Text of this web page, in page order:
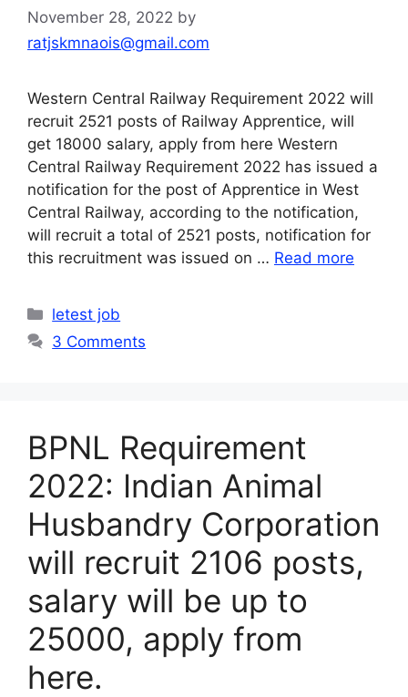
November 28, 2022 by
ratjskmnaois@gmail.com
Western Central Railway Requirement 2022 will
recruit 2521 posts of Railway Apprentice, will
get 18000 salary, apply from here Western
Central Railway Requirement 2022 has issued a
notification for the post of Apprentice in West
Central Railway, according to the notification,
will recruit a total of 2521 posts, notification for
this recruitment was issued on … Read more
Categories
letest job
3 Comments
BPNL Requirement
2022: Indian Animal
Husbandry Corporation
will recruit 2106 posts,
salary will be up to
25000, apply from
here.